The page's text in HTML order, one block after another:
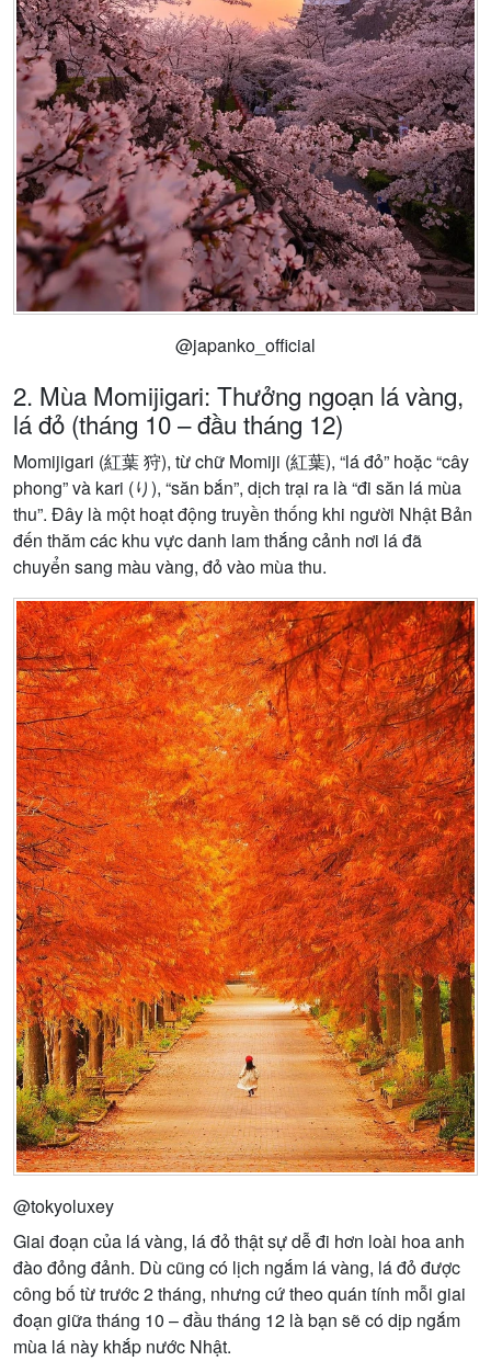
@japanko_official
2. Mùa Momijigari: Thưởng ngoạn lá vàng,
lá đỏ (tháng 10 – đầu tháng 12)
Momijigari (紅葉 狩), từ chữ Momiji (紅葉), “lá đỏ” hoặc “cây
phong” và kari (り), “săn bắn”, dịch trại ra là “đi săn lá mùa
thu”. Đây là một hoạt động truyền thống khi người Nhật Bản
đến thăm các khu vực danh lam thắng cảnh nơi lá đã
chuyển sang màu vàng, đỏ vào mùa thu.
@tokyoluxey
Giai đoạn của lá vàng, lá đỏ thật sự dễ đi hơn loài hoa anh
đào đỏng đảnh. Dù cũng có lịch ngắm lá vàng, lá đỏ được
công bố từ trước 2 tháng, nhưng cứ theo quán tính mỗi giai
đoạn giữa tháng 10 – đầu tháng 12 là bạn sẽ có dịp ngắm
mùa lá này khắp nước Nhật.